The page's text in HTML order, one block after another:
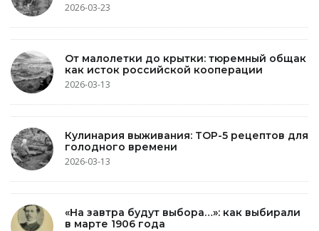
2026-03-23
От малолетки до крытки: тюремный общак
как исток российской кооперации
2026-03-13
Кулинария выживания: TOP-5 рецептов для
голодного времени
2026-03-13
«На завтра будут выбора…»: как выбирали
в марте 1906 года